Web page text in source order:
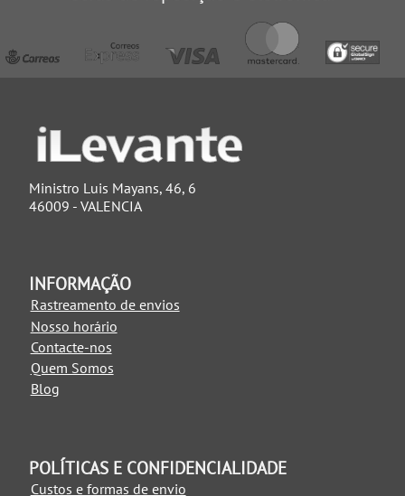
Ministro Luis Mayans, 46, 6
46009 - VALENCIA
INFORMAÇÃO
Rastreamento de envios
Nosso horário
Contacte-nos
Quem Somos
Blog
POLÍTICAS E CONFIDENCIALIDADE
Custos e formas de envio